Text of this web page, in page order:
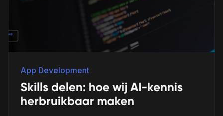
App Development
Skills delen: hoe wij AI-kennis
herbruikbaar maken